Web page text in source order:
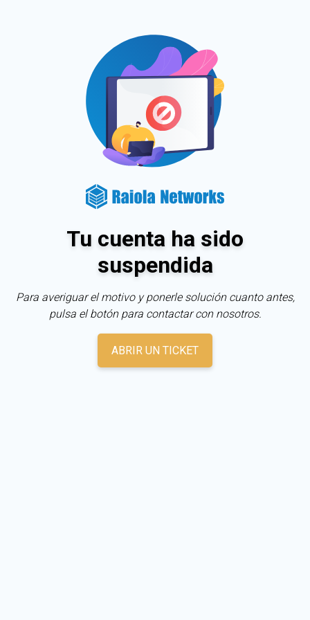
Tu cuenta ha sido
suspendida
Para averiguar el motivo y ponerle solución cuanto antes,
pulsa el botón para contactar con nosotros.
ABRIR UN TICKET